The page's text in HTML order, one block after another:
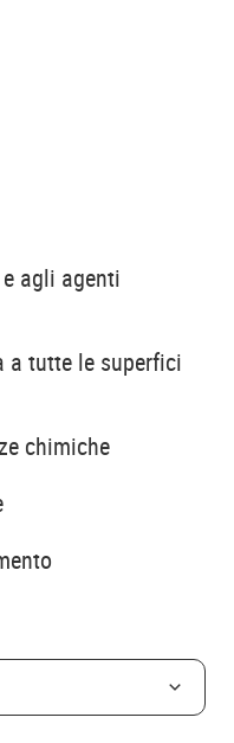
agli agenti
a tutte le superfici
chimiche